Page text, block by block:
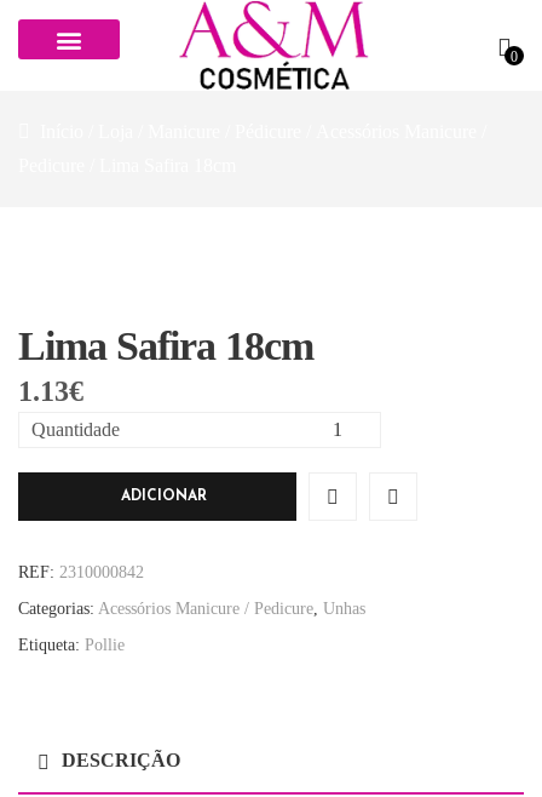
0
Lima Safira 18cm
1.13€
Quantidade
ADICIONAR
REF: 2310000842
Categorias: Acessórios Manicure / Pedicure Unhas
Etiqueta: Pollie
DESCRIÇÃO